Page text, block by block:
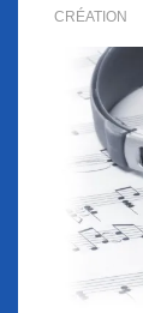
CRÉATION